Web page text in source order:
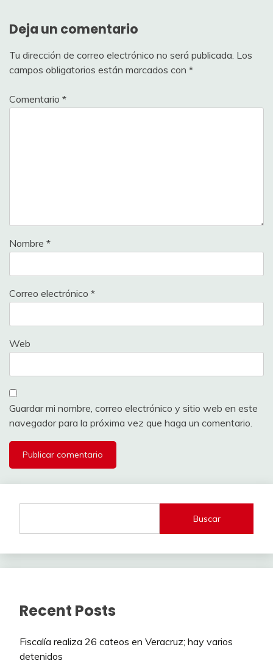
Deja un comentario
Tu dirección de correo electrónico no será publicada. Los
campos obligatorios están marcados con *
Comentario *
Nombre *
Correo electrónico *
Web
Guardar mi nombre, correo electrónico y sitio web en este
navegador para la próxima vez que haga un comentario.
Buscar
Recent Posts
Fiscalía realiza 26 cateos en Veracruz; hay varios
detenidos